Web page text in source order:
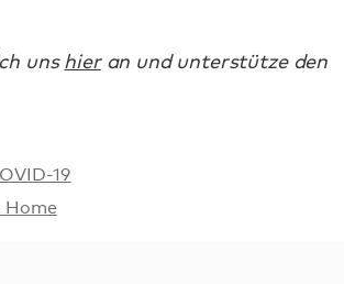
uns hieran und unterstütze den
19
Home